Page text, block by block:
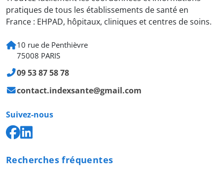
pratiques de tous les établissements de santé en
France : EHPAD, hôpitaux, cliniques et centres de soins.
10 rue de Penthièvre
75008 PARIS
09 53 87 58 78
contact.indexsante@gmail.com
Suivez-nous
Recherches fréquentes